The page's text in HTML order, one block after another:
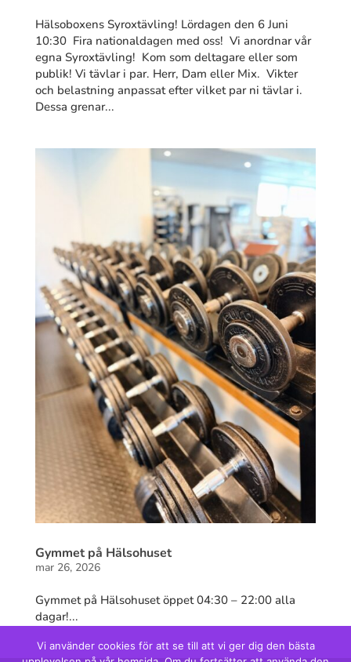
Hälsoboxens Syroxtävling! Lördagen den 6 Juni
10:30 Fira nationaldagen med oss! Vi anordnar vår
egna Syroxtävling! Kom som deltagare eller som
publik! Vi tävlar i par. Herr, Dam eller Mix. Vikter
och belastning anpassat efter vilket par ni tävlar i.
Dessa grenar...
Gymmet på Hälsohuset
mar 26, 2026
Gymmet på Hälsohuset öppet 04:30 – 22:00 alla
dagar!...
Vi använder cookies för att se till att vi ger dig den bästa